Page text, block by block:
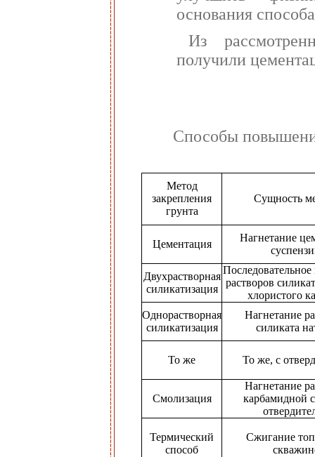
основания
Из
получили
Способы
Метод
закрепления
грунта
Сущность
Цементация
Нагнетание
Двухрастворная
силикатизация
Последовательное
растворов
хлористого
Однорастворная
силикатизация
Нагнетание
силиката
То же То же, с
Смолизация
Нагнетание
карбамидной
Термический
способ
Сжигание